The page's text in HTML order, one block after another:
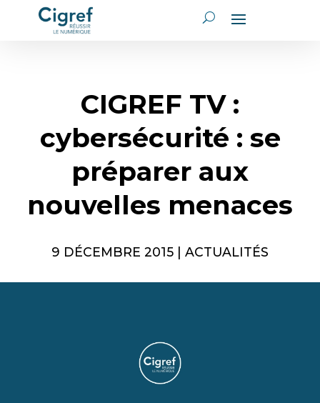
CIGREF TV :
cybersécurité : se
préparer aux
nouvelles menaces
9 DÉCEMBRE 2015 ACTUALITÉS